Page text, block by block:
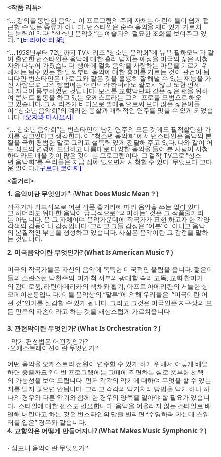
<작품 리뷰>
“… 강의를 동반한 음악... 이 프로그램의 주제 자체는 어린이들이 쉽게 접
근할 수 있는 종류가 아니다. 번스타인은 순수 음악을 재미있게 가르치
는 능력이 있다. “청소년 음악회”는 예술과의 절묘한 조화를 보여주고 있
다. “[버라이어티 紙]
“…1958년부터 72년까지 TV시리즈 “청소년 음악회”에 뉴욕 필하모닉과 같
이 출연한 번스타인은 음악에 대한 흘러 넘치는 애정을 미국의 젊은 시청
자와 나누어 가졌습니다. 생애에 걸쳐 음악을 사랑하는 마음을 기르기 위
해서는 될수 있는 한 일찍부터 음악에 대한 흥미를 기르는 것이 관건이 됩
니다만 번스타인은 바로 그와 같은 것을 훌륭히 잘 해낼 수 있는 재능을 가
진 사람으로 그의 방법에는 어린이라 하더라도 얕보지 않고 또한 언제
나 자극이 풍부하였던 것입니다. 보스톤 교향악단과 같은 젊은 팬을 위하
여 콘서트 활동을 하고 있는 오케스트라는 그의 프로를 모범으로 해오
고 있습니다. 그 시리즈가 비디오로 발매됨으로써 보다 많은 젊은이들
이 “청소년 음악회”의 예리한 통찰과 매력적인 연주를 맛볼 수 있게 되었습
니다.[오자와 마사요시]
“… 청소년 음악회”는 번스타인이 남긴 연주의 모든 것에도 필적할만한 가
치를 갖고있다고 생각한다. 이 “청소년 음악회”에서 번스타인은 음악의 본
질을 극히 평범한 말로 그리고 설득력 있게 전달해 주고 있다. 나와 같이 어
느 정도의 연령에 도달하고 나름대로 다양한 음악을 들어 본 사람이 시청
하더라도 배울 것이 많은 것이 본 프로그램이다. 그 걸작 TV프로 "청소
년 음악회“를 우리들은 지금 집에 있으면서 시청할 수 있다. 무엇보다 고마
운 일이다. [구로다 코이찌]
<줄거리>
1. 음악이란 무엇인가" (What Does Music Mean？)
작곡가가 의도적으로 어떤 작품 줄거리에 따라 음악을 쓰는 일이 있다
고 하더라도 위대한 음악이 궁극적으로 “의미하는” 것은 그 작품줄거리
는 아닙니다. 음 그 자체이며 음악가운데에 작곡가가 표현 하고자 한 각양
각색의 감동이나 감정입니다. 그리고 그들 감정은 “여분”이 아니고 음악
의 본질적인 부분을 형성하고 있습니다. 사실은 음악이란 그 감정을 말하
는 것입니다.
2. 미국음악이란 무엇인가? (What Is American Music？)
미국의 작곡가들은 자신의 음악에 독특한 미국적인 울림을 줍니다. 젊은이
들의 소란스런 낙천주의, 미개척 서부의 광대함 속의 고독, 교회 찬미가
의 감미로움, 라틴아메리카의 색채와 활기, 아프로 아메리칸의 서늘한 싱
코페이션등입니다. 이들 음악상의 “말투”에 의해 우리들은 “미국이란 어
떤 것”인가를 실감할 수 있게 됩니다. 그리고 그것은 미국인은 지구상의 모
든 민족의 자손이라고 하는 것을 새삼스럽게 가르쳐줍니다.
3. 관현악이란 무엇인가? (What Is Orchestration？)
- 악기 편성법은 어떤것인가?
-오케스트레이션이란 무엇인가?
어떤 음악을 오케스트라 전원이 연주할 수 있게 하기 위해서 어떻게 배열
하면 좋을까요？이번 프로그램에는 그때에 직면하는 실로 풍부한 선택
의 가능성을 보여 드립니다. 먼저 각각의 악기에 대하여 무엇을 할 수 있는
지를 알지 않으면 안됩니다. 그리고 각각의 악기처리 방법을 악기 하나 하
나의 경우와 다른 악기와 함께 한 경우의 양쪽을 알아야 할 필요가 있습니
다. 스타일에 대한 센스도 필요합니다. 음악을 어울리지 않는 스타일로 배
열해 버린다고 하는 것은 번스타인의 말을 빌리면 “수영하러 가는데 스웨
터를 입은” 경우와 같습니다.
4. 교향악은 어떻게 만들어지나? (What Makes Music Symphonic？)
- 심포니 음악이란 무엇인가?